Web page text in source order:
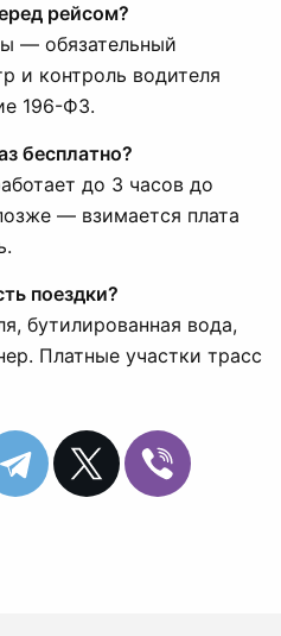
рейсом?
— обязательный
и контроль водителя
196-ФЗ.
бесплатно?
до 3 часов до
— взимается плата
поездки?
бутилированная вода,
Платные участки трасс